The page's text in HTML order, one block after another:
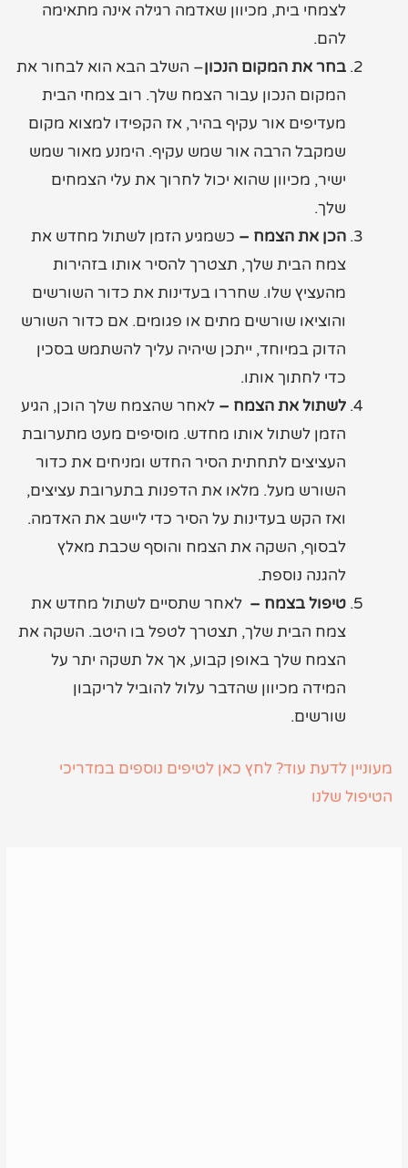
לצמחי בית, מכיוון שאדמה רגילה אינה מתאימה
להם.
בחר את המקום הנכון– השלב הבא הוא לבחור את
המקום הנכון עבור הצמח שלך. רוב צמחי הבית
מעדיפים אור עקיף בהיר, אז הקפידו למצוא מקום
שמקבל הרבה אור שמש עקיף. הימנע מאור שמש
ישיר, מכיוון שהוא יכול לחרוך את עלי הצמחים
שלך.
הכן את הצמח – כשמגיע הזמן לשתול מחדש את
צמח הבית שלך, תצטרך להסיר אותו בזהירות
מהעציץ שלו. שחררו בעדינות את כדור השורשים
והוציאו שורשים מתים או פגומים. אם כדור השורש
הדוק במיוחד, ייתכן שיהיה עליך להשתמש בסכין
כדי לחתוך אותו.
לשתול את הצמח –לאחר שהצמח שלך הוכן, הגיע
הזמן לשתול אותו מחדש. מוסיפים מעט מתערובת
העציצים לתחתית הסיר החדש ומניחים את כדור
השורש מעל. מלאו את הדפנות בתערובת עציצים,
ואז הקש בעדינות על הסיר כדי ליישב את האדמה.
לבסוף, השקה את הצמח והוסף שכבת מאלץ
להגנה נוספת.
טיפול בצמח –לאחר שתסיים לשתול מחדש את
צמח הבית שלך, תצטרך לטפל בו היטב. השקה את
הצמח שלך באופן קבוע, אך אל תשקה יתר על
המידה מכיוון שהדבר עלול להוביל לריקבון
שורשים.
מעוניין לדעת עוד? לחץ כאן לטיפים נוספים במדריכי
הטיפול שלנו